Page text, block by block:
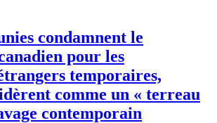
condamnent le
pour les
temporaires,
comme un « terreau
contemporain